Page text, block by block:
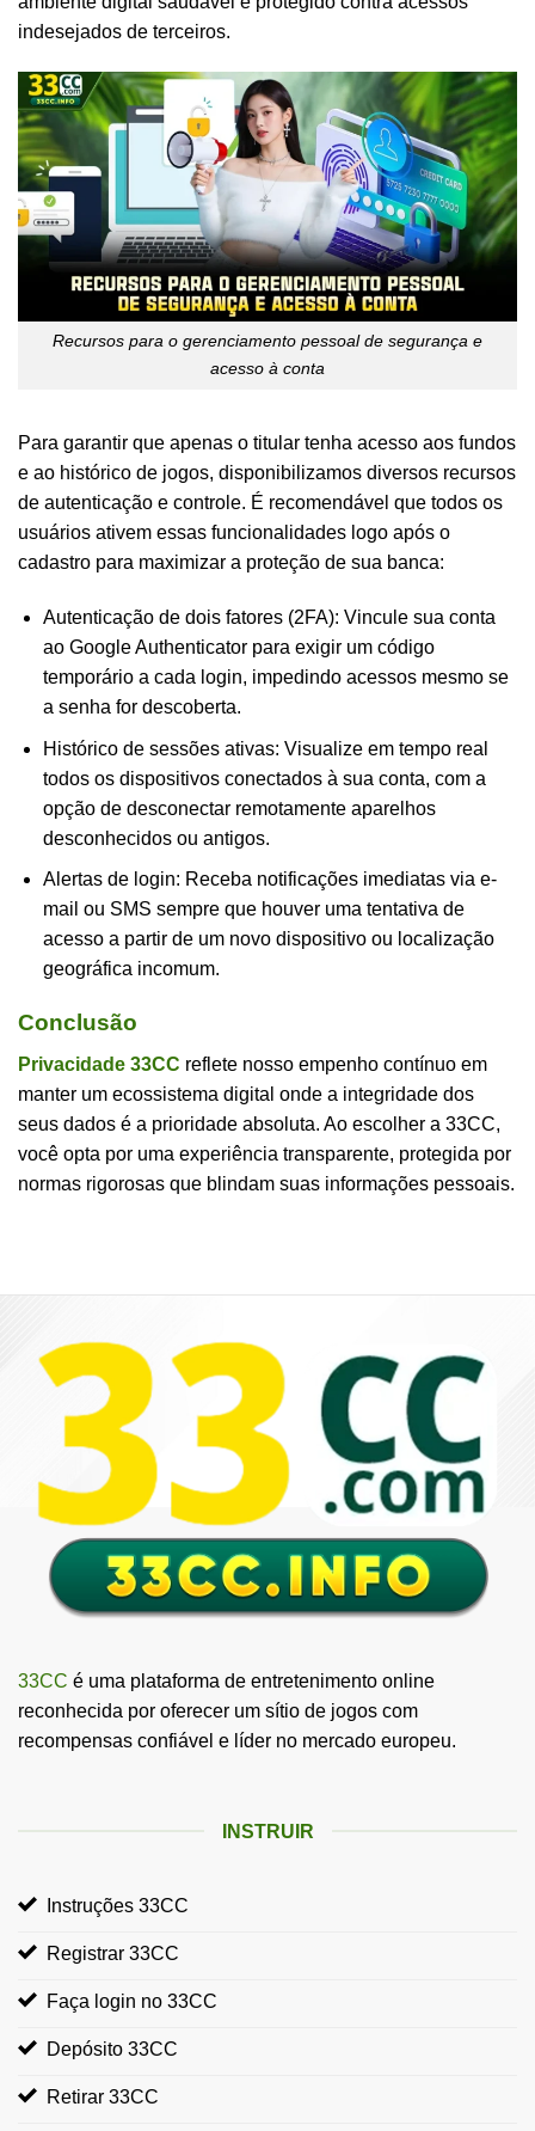
indesejados de terceiros.
Recursos para o gerenciamento pessoal de segurança e
acesso à conta
Para garantir que apenas o titular tenha acesso aos fundos
e ao histórico de jogos, disponibilizamos diversos recursos
de autenticação e controle. É recomendável que todos os
usuários ativem essas funcionalidades logo após o
cadastro para maximizar a proteção de sua banca:
Autenticação de dois fatores (2FA): Vincule sua conta
ao Google Authenticator para exigir um código
temporário a cada login, impedindo acessos mesmo se
a senha for descoberta.
Histórico de sessões ativas: Visualize em tempo real
todos os dispositivos conectados à sua conta, com a
opção de desconectar remotamente aparelhos
desconhecidos ou antigos.
Alertas de login: Receba notificações imediatas via e-
mail ou SMS sempre que houver uma tentativa de
acesso a partir de um novo dispositivo ou localização
geográfica incomum.
Conclusão
Privacidade 33CC reflete nosso empenho contínuo em
manter um ecossistema digital onde a integridade dos
seus dados é a prioridade absoluta. Ao escolher a 33CC,
você opta por uma experiência transparente, protegida por
normas rigorosas que blindam suas informações pessoais.
33CC é uma plataforma de entretenimento online
reconhecida por oferecer um sítio de jogos com
recompensas confiável e líder no mercado europeu.
INSTRUIR
Instruções 33CC
Registrar 33CC
Faça login no 33CC
Depósito 33CC
Retirar 33CC